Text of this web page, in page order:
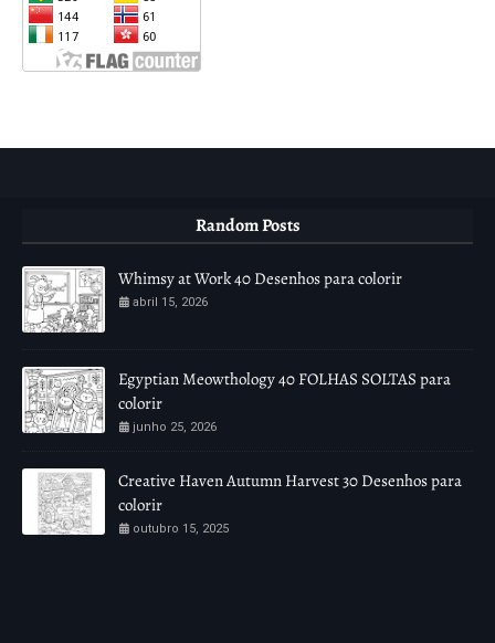
Random Posts
Whimsy at Work 40 Desenhos para colorir
abril 15, 2026
Egyptian Meowthology 40 FOLHAS SOLTAS para
colorir
junho 25, 2026
Creative Haven Autumn Harvest 30 Desenhos para
colorir
outubro 15, 2025